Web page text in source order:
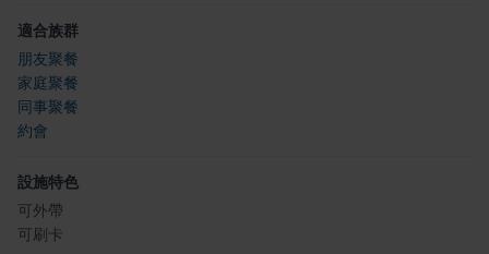
適合族群
朋友聚餐
家庭聚餐
同事聚餐
約會
設施特色
可外帶
可刷卡